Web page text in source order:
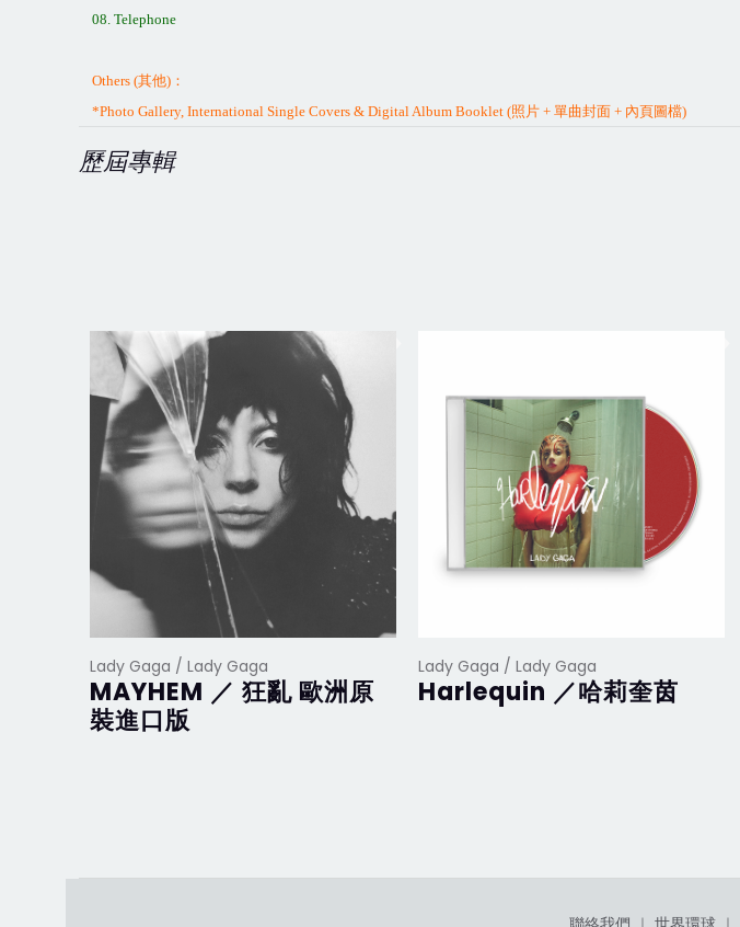
08. Telephone
Others (其他) ：
*Photo Gallery, International Single Covers & Digital Album Booklet (照片 + 單曲封面 + 內頁圖檔)
歷屆專輯
Lady Gaga / Lady Gaga
MAYHEM ／ 狂亂 歐洲原
裝進口版
Lady Gaga / Lady Gaga
Harlequin ／哈莉奎茵